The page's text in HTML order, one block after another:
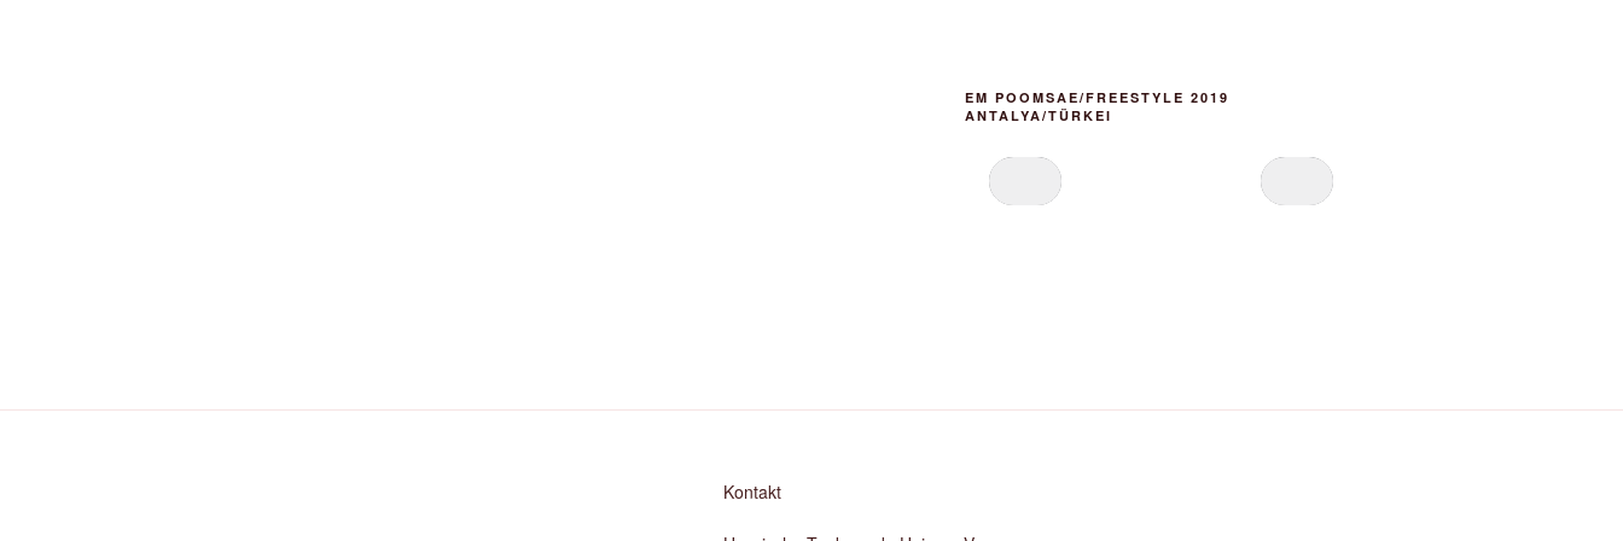
EM POOMSAE/FREESTYLE 2019
ANTALYA/TÜRKEI
Kontakt